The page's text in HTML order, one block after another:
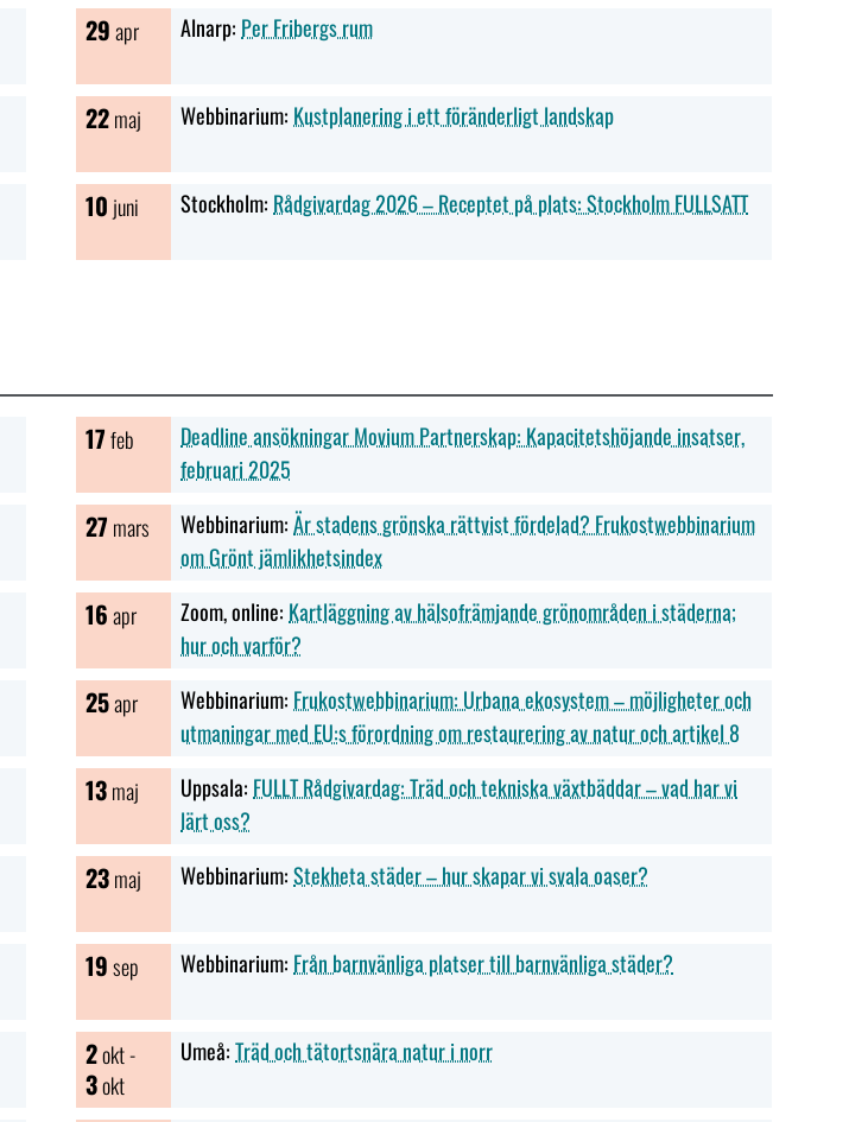
29apr Alnarp: Per Fribergs rum
22maj Webbinarium: Kustplanering i ett föränderligt landskap
10 juni Stockholm: Rådgivardag 2026 – Receptet på plats: Stockholm FULLSATT
17feb
Deadline ansökningar Movium Partnerskap: Kapacitetshöjande insatser,
februari 2025
27 mars Webbinarium:Är stadens grönska rättvist fördelad? Frukostwebbinarium
om Grönt jämlikhetsindex
16apr Zoom, online: Kartläggning av hälsofrämjande grönområden i städerna;
hur och varför?
25apr Webbinarium: Frukostwebbinarium: Urbana ekosystem – möjligheter och
utmaningar med EU:s förordning om restaurering av natur och artikel 8
13maj Uppsala: FULLT Rådgivardag: Träd och tekniska växtbäddar – vad har vi
lärt oss?
23maj Webbinarium:Stekheta städer – hur skapar vi svala oaser?
19sep Webbinarium: Från barnvänliga platser till barnvänliga städer?
2okt -
3okt
Umeå:Träd och tätortsnära natur i norr